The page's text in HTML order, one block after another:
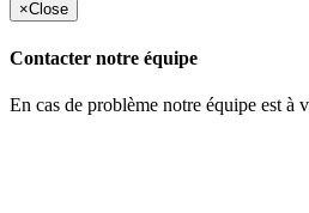
×Close
Contacter notre équipe
En cas de problème notre équipe est à